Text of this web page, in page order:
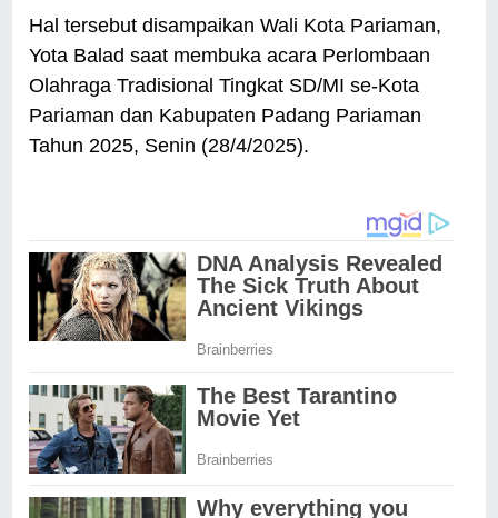
Hal tersebut disampaikan Wali Kota Pariaman,
Yota Balad saat membuka acara Perlombaan
Olahraga Tradisional Tingkat SD/MI se-Kota
Pariaman dan Kabupaten Padang Pariaman
Tahun 2025, Senin (28/4/2025).